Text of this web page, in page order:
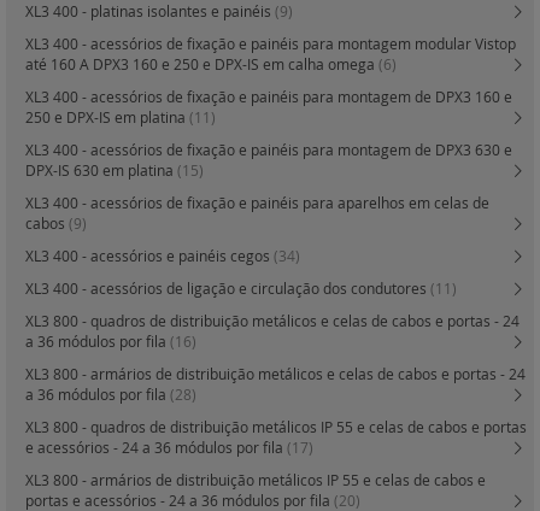
XL3 400 - platinas isolantes e painéis (9)
XL3 400 - acessórios de fixação e painéis para montagem modular Vistop
até 160 A DPX3 160 e 250 e DPX-IS em calha omega (6)
XL3 400 - acessórios de fixação e painéis para montagem de DPX3 160 e
250 e DPX-IS em platina (11)
XL3 400 - acessórios de fixação e painéis para montagem de DPX3 630 e
DPX-IS 630 em platina (15)
XL3 400 - acessórios de fixação e painéis para aparelhos em celas de
cabos (9)
XL3 400 - acessórios e painéis cegos (34)
XL3 400 - acessórios de ligação e circulação dos condutores (11)
XL3 800 - quadros de distribuição metálicos e celas de cabos e portas - 24
a 36 módulos por fila (16)
XL3 800 - armários de distribuição metálicos e celas de cabos e portas - 24
a 36 módulos por fila (28)
XL3 800 - quadros de distribuição metálicos IP 55 e celas de cabos e portas
e acessórios - 24 a 36 módulos por fila (17)
XL3 800 - armários de distribuição metálicos IP 55 e celas de cabos e
portas e acessórios - 24 a 36 módulos por fila (20)